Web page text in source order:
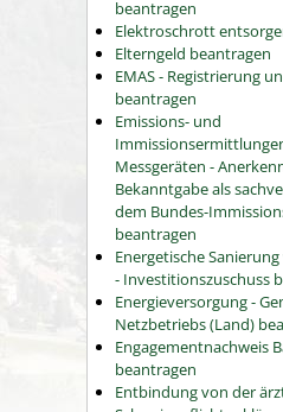
beantragen
Elektroschrott
Elterngeld beantragen
EMAS - Registrierung
beantragen
Emissions- und
Messgeräten -
Bekanntgabe als
dem Bundes-
beantragen
Energetische
- Investitionszuschuss
Energieversorgung -
Netzbetriebs (Land)
Engagementnachweis
beantragen
Entbindung von der